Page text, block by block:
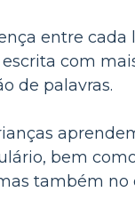
entre cada
com
de palavras.
bem
também